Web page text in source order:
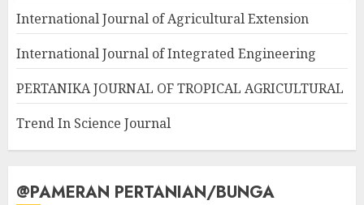
International Journal of Agricultural Extension
International Journal of Integrated Engineering
PERTANIKA JOURNAL OF TROPICAL AGRICULTURAL
Trend In Science Journal
@PAMERAN PERTANIAN/BUNGA